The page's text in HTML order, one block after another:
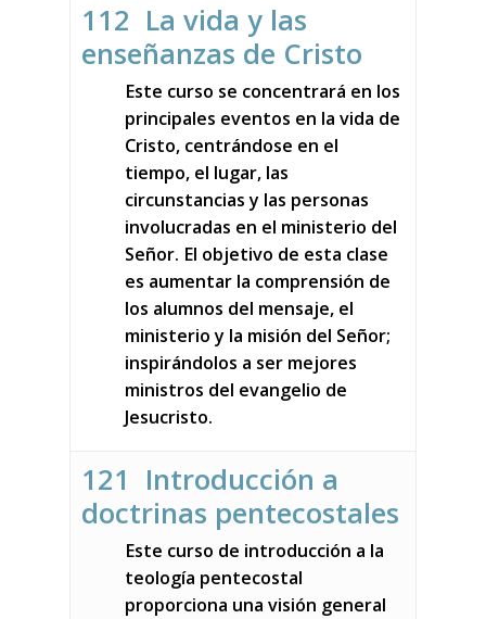
112 La vida y las
enseñanzas de Cristo
Este curso se concentrará en los
principales eventos en la vida de
Cristo, centrándose en el
tiempo, el lugar, las
circunstancias y las personas
involucradas en el ministerio del
Señor. El objetivo de esta clase
es aumentar la comprensión de
los alumnos del mensaje, el
ministerio y la misión del Señor;
inspirándolos a ser mejores
ministros del evangelio de
Jesucristo.
121 Introducción a
doctrinas pentecostales
Este curso de introducción a la
teología pentecostal
proporciona una visión general